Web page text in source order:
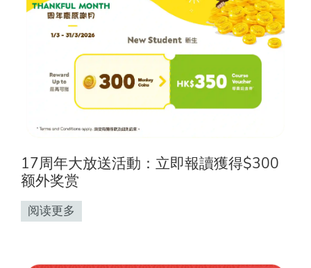
17周年大放送活動：立即報讀獲得$300
额外奖赏
阅读更多